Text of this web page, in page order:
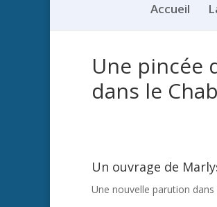
Accueil
Une pincée
dans le
Un ouvrage de
Une nouvelle parution